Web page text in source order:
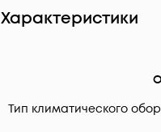
Характеристики
Тип климатического